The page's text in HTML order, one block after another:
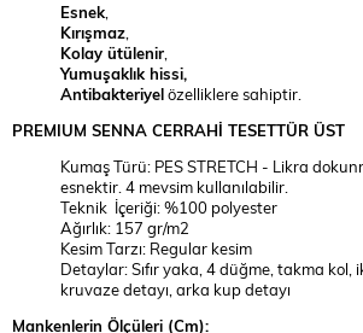
Esnek
Kırışmaz
Kolay ütülenir
Yumuşaklık hissi,
Antibakteriyelözelliklere sahiptir.
PREMIUM SENNA CERRAHİ TESETTÜR ÜST
Kumaş Türü: PES STRETCH - Likra
esnektir. 4 mevsim kullanılabilir.
Teknik İçeriği: %100 polyester
Ağırlık: 157 gr/m2
Kesim Tarzı: Regular kesim
Detaylar: Sıfır yaka, 4 düğme, takma kol,
kruvaze detayı, arka kup detayı
Mankenlerin Ölçüleri (Cm):